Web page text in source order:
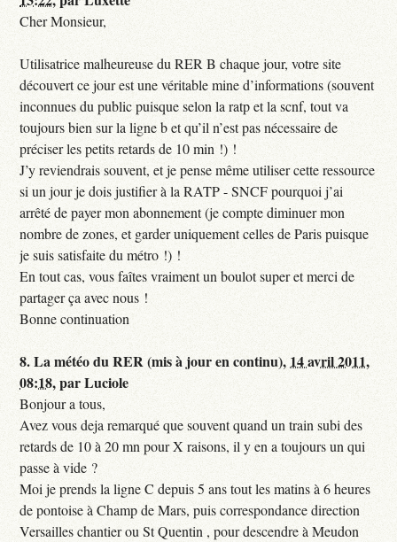
Cher Monsieur,
Utilisatrice malheureuse du RER B chaque jour, votre site
découvert ce jour est une véritable mine d’informations (souvent
inconnues du public puisque selon la ratp et la scnf, tout va
toujours bien sur la ligne b et qu’il n’est pas nécessaire de
préciser les petits retards de 10 min !) !
J’y reviendrais souvent, et je pense même utiliser cette ressource
si un jour je dois justifier à la RATP - SNCF pourquoi j’ai
arrêté de payer mon abonnement (je compte diminuer mon
nombre de zones, et garder uniquement celles de Paris puisque
je suis satisfaite du métro !) !
En tout cas, vous faîtes vraiment un boulot super et merci de
partager ça avec nous !
Bonne continuation
8.La météo du RER (mis à jour en continu), 14 avril 2011,
08:18,parLuciole
Bonjour a tous,
Avez vous deja remarqué que souvent quand un train subi des
retards de 10 à 20 mn pour X raisons, il y en a toujours un qui
passe à vide ?
Moi je prends la ligne C depuis 5 ans tout les matins à 6 heures
de pontoise à Champ de Mars, puis correspondance direction
Versailles chantier ou St Quentin , pour descendre à Meudon